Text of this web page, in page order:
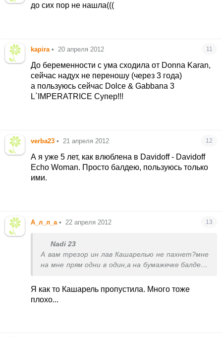
до сих пор не нашла(((
kapira • 20 апреля 2012 11
До беременности с ума сходила от Donna Karan,
сейчас надух не переношу (через 3 года)
а пользуюсь сейчас Dolce & Gabbana 3
L`IMPERATRICE Супер!!!
verba23 • 21 апреля 2012 12
А я уже 5 лет, как влюблена в Davidoff - Davidoff
Echo Woman. Просто балдею, пользуюсь только
ими.
А_л_л_а • 22 апреля 2012 13
Nadi 23
А вам трезор ин лав Кашарелью не пахнет?мне
на мне прям одни в один,а на бумажечке балдею-
Я как то Кашарель пропустила. Много тоже
плохо...